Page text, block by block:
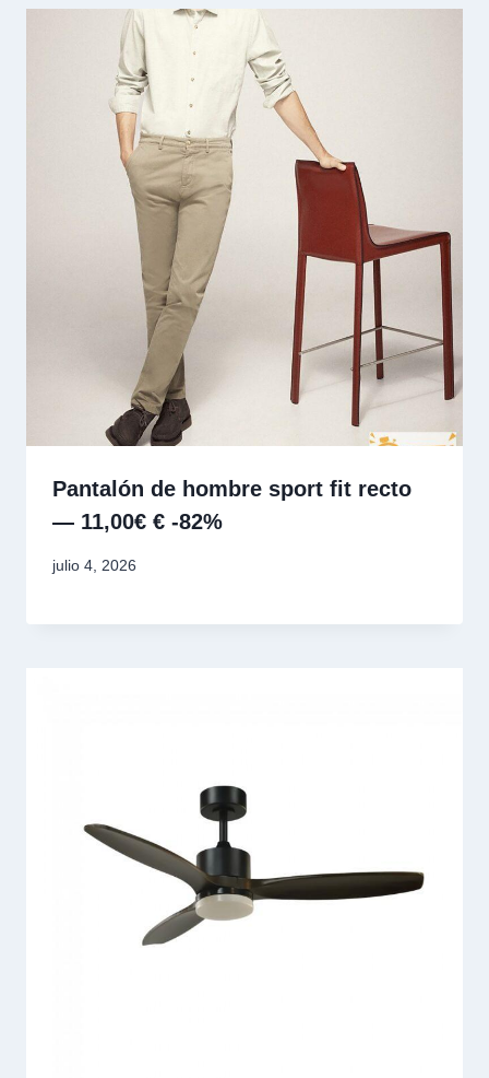
Pantalón de hombre sport fit recto
— 11,00€ € -82%
julio 4, 2026